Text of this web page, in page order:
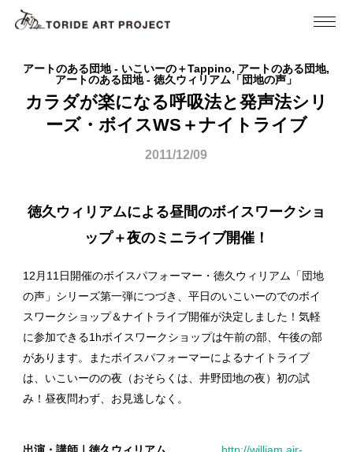
アートのある団地 - いこいーの＋Tappino, アートのある団地,
アートのある団地 - 徳久ウィリアム「団地の声」
カラダが楽になる呼吸法と発声法シリ
ーズ・ボイスWS＋ナイトライブ
2011/12/09
徳久ウィリアムによる昼間のボイスワークショ
ップ＋夜のミニライブ開催！
12月11日開催のボイスパフォーマー・徳久ウィリアム「団地
の声」シリーズ第一弾につづき、平日のいこいーのでのボイ
スワークショップ＆ナイトライブ開催が決定しました！気軽
に参加できる1hボイスワークショップは午前の部、午後の部
があります。またボイスパフォーマーによるナイトライブ
は、いこいーのの夜（おそらくは、井野団地の夜）初の試
み！昼夜問わず、お見逃しなく。